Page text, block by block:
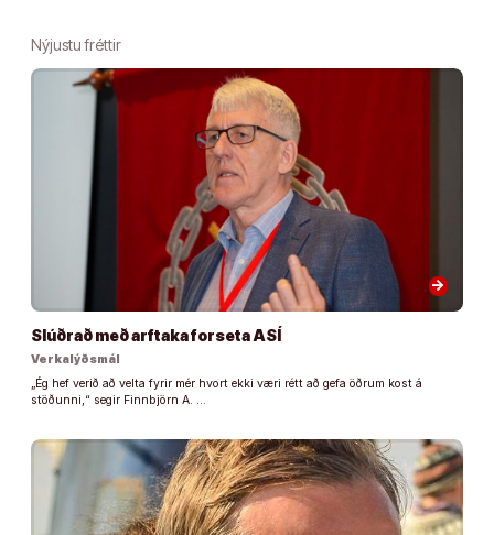
Nýjustu fréttir
arrow_forward
Slúðrað með arftaka forseta ASÍ
Verkalýðsmál
„Ég hef verið að velta fyrir mér hvort ekki væri rétt að gefa öðrum kost á
stöðunni,“ segir Finnbjörn A. …